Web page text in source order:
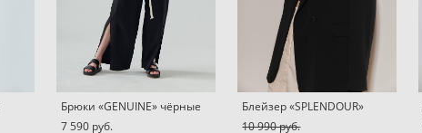
Брюки «GENUINE» чёрные
7 590 pуб.
Блейзер «SPLENDOUR»
10 990 pуб.